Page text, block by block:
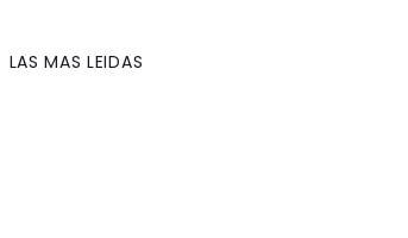
LAS MAS LEIDAS